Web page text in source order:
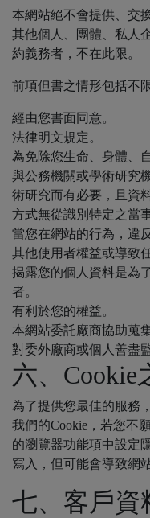
本網站絕不會提供、交
其他個人、團體、私人
約義務者，不在此限。
前項但書之情形包括不
經由您書面同意。
法律明文規定。
為免除您生命、身體、
與公務機關或學術研究
術研究而有必要，且資
方式無從識別特定之當事
當您在網站的行為，違
其他使用者權益或導致
揭露您的個人資料是為
者。
有利於您的權益。
本網站委託廠商協助蒐
對委外廠商或個人善盡
六、Cookie
為了提供您最佳的服務
我們的Cookie，若您不
的瀏覽器功能項中設定
寫入，但可能會導致網
七、客戶資